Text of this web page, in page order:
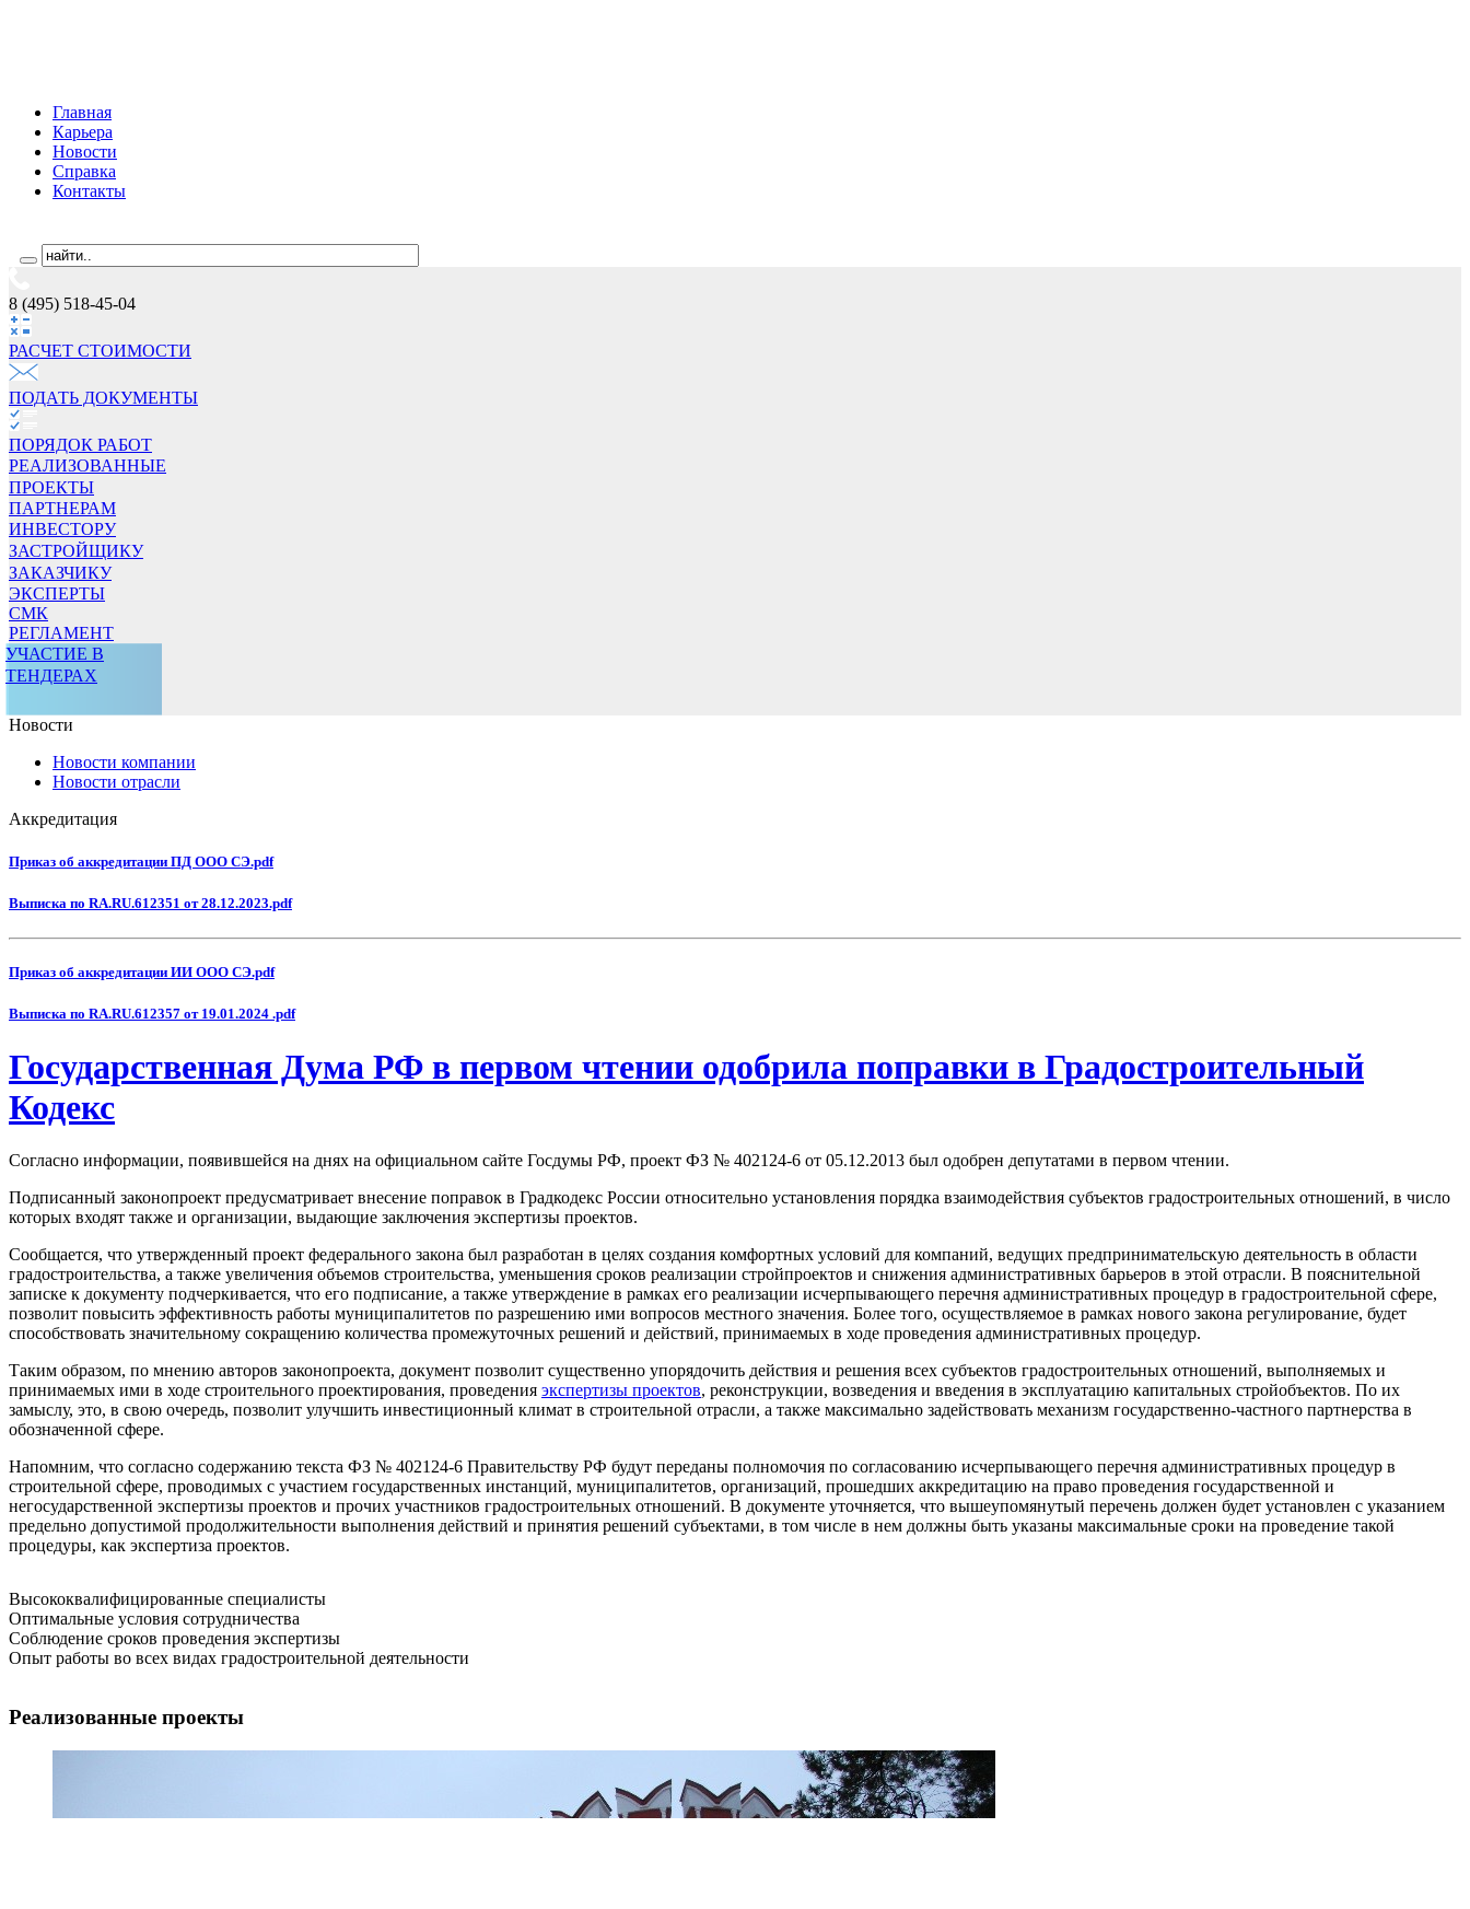
Главная
Карьера
Новости
Справка
Контакты
8 (495) 518-45-04
РАСЧЕТ СТОИМОCТИ
ПОДАТЬ ДОКУМЕНТЫ
ПОРЯДОК РАБОТ
РЕАЛИЗОВАННЫЕ
ПРОЕКТЫ
ПАРТНЕРАМ
ИНВЕСТОРУ
ЗАСТРОЙЩИКУ
ЗАКАЗЧИКУ
ЭКСПЕРТЫ
СМК
РЕГЛАМЕНТ
УЧАСТИЕ В
ТЕНДЕРАХ
Новости
Новости компании
Новости отрасли
Аккредитация
Приказ об аккредитации ПД ООО СЭ.pdf
Выписка по RA.RU.612351 от 28.12.2023.pdf
Приказ об аккредитации ИИ ООО СЭ.pdf
Выписка по RA.RU.612357 от 19.01.2024 .pdf
Государственная Дума РФ в первом чтении одобрила поправки в Градостроительный
Кодекс
Согласно информации, появившейся на днях на официальном сайте Госдумы РФ, проект ФЗ № 402124-6 от 05.12.2013 был одобрен депутатами в первом чтении.
Подписанный законопроект предусматривает внесение поправок в Градкодекс России относительно установления порядка взаимодействия субъектов градостроительных отношений, в число
которых входят также и организации, выдающие заключения экспертизы проектов.
Сообщается, что утвержденный проект федерального закона был разработан в целях создания комфортных условий для компаний, ведущих предпринимательскую деятельность в области
градостроительства, а также увеличения объемов строительства, уменьшения сроков реализации стройпроектов и снижения административных барьеров в этой отрасли. В пояснительной
записке к документу подчеркивается, что его подписание, а также утверждение в рамках его реализации исчерпывающего перечня административных процедур в градостроительной сфере,
позволит повысить эффективность работы муниципалитетов по разрешению ими вопросов местного значения. Более того, осуществляемое в рамках нового закона регулирование, будет
способствовать значительному сокращению количества промежуточных решений и действий, принимаемых в ходе проведения административных процедур.
Таким образом, по мнению авторов законопроекта, документ позволит существенно упорядочить действия и решения всех субъектов градостроительных отношений, выполняемых и
принимаемых ими в ходе строительного проектирования, проведения экспертизы проектов, реконструкции, возведения и введения в эксплуатацию капитальных стройобъектов. По их
замыслу, это, в свою очередь, позволит улучшить инвестиционный климат в строительной отрасли, а также максимально задействовать механизм государственно-частного партнерства в
обозначенной сфере.
Напомним, что согласно содержанию текста ФЗ № 402124-6 Правительству РФ будут переданы полномочия по согласованию исчерпывающего перечня административных процедур в
строительной сфере, проводимых с участием государственных инстанций, муниципалитетов, организаций, прошедших аккредитацию на право проведения государственной и
негосударственной экспертизы проектов и прочих участников градостроительных отношений. В документе уточняется, что вышеупомянутый перечень должен будет установлен с указанием
предельно допустимой продолжительности выполнения действий и принятия решений субъектами, в том числе в нем должны быть указаны максимальные сроки на проведение такой
процедуры, как экспертиза проектов.
Высококвалифицированные специалисты
Оптимальные условия сотрудничества
Соблюдение сроков проведения экспертизы
Опыт работы во всех видах градостроительной деятельности
Реализованные проекты